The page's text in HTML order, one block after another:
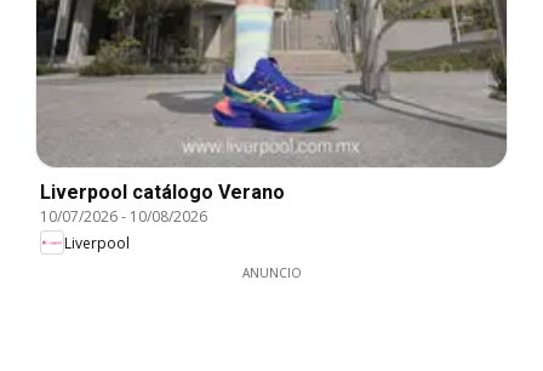
Liverpool catálogo Verano
10/07/2026- 10/08/2026
Liverpool
ANUNCIO